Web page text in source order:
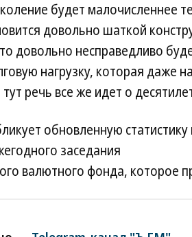
будет малочисленнее
довольно шаткой
довольно несправедливо
нагрузку, которая даже
речь все же идет о
обновленную статистику
заседания
валютного фонда, которое